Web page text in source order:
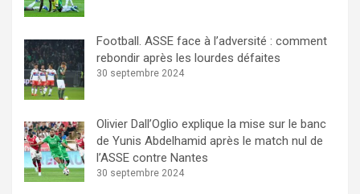
Football. ASSE face à l’adversité : comment
rebondir après les lourdes défaites
30 septembre 2024
Olivier Dall’Oglio explique la mise sur le banc
de Yunis Abdelhamid après le match nul de
l’ASSE contre Nantes
30 septembre 2024